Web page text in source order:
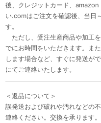
後、クレジットカード、
い.comはご注文を確認後、当日
す。
ただし、受注生産商品や加工
でにお時間をいただきます。ま
します場合など、すぐに発送が
にてご連絡いたします。
＜返品について＞
誤発送および破れや汚れなどの
連絡ください。交換を承ります